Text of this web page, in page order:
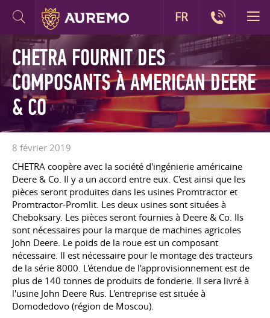
CHETRA FOURNIT DES
COMPOSANTS À AMERICAN DEERE
& CO
8 février 2019
CHETRA coopère avec la société d'ingénierie américaine
Deere & Co. Il y a un accord entre eux. C'est ainsi que les
pièces seront produites dans les usines Promtractor et
Promtractor-Promlit. Les deux usines sont situées à
Cheboksary. Les pièces seront fournies à Deere & Co. Ils
sont nécessaires pour la marque de machines agricoles
John Deere. Le poids de la roue est un composant
nécessaire. Il est nécessaire pour le montage des tracteurs
de la série 8000. L'étendue de l'approvisionnement est de
plus de 140 tonnes de produits de fonderie. Il sera livré à
l'usine John Deere Rus. L'entreprise est située à
Domodedovo (région de Moscou).
FR